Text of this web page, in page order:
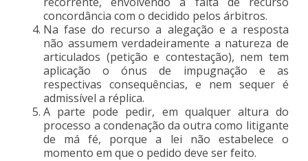
concordância com o decidido pelos árbitros.
Na fase do recurso a alegação e a resposta
não assumem verdadeiramente a natureza de
articulados (petição e contestação), nem tem
aplicação o ónus de impugnação e as
respectivas consequências, e nem sequer é
admissível a réplica.
A parte pode pedir, em qualquer altura do
processo a condenação da outra como litigante
de má fé, porque a lei não estabelece o
momento em que o pedido deve ser feito.